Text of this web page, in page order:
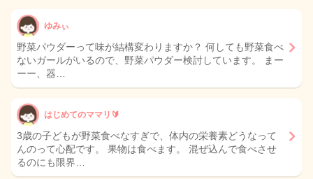
ゆみぃ
野菜パウダーって味が結構変わりますか？ 何しても野菜食べ
ないガールがいるので、野菜パウダー検討しています。 まー
ーー、器…
はじめてのママリ🔰
3歳の子どもが野菜食べなすぎで、体内の栄養素どうなって
んのって心配です。 果物は食べます。 混ぜ込んで食べさせ
るのにも限界…